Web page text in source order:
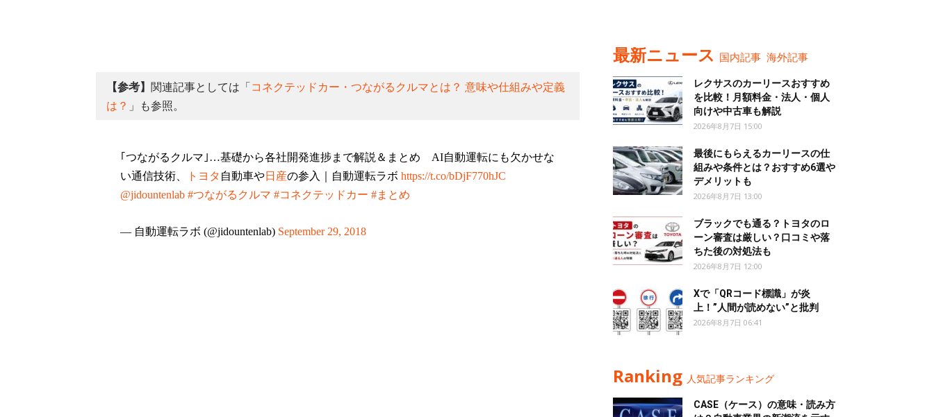
【参考】 関連記事としては「 コネクテッドカー・つながるクルマとは？ 意味や仕組みや定義
は？ 」も参照。
｢つながるクルマ｣…基礎から各社開発進捗まで解説＆まとめ AI自動運転にも欠かせな
い通信技術、
トヨタ 自動車や日産の参入｜自動運転ラボ https://t.co/bDjF770hJC
@jidountenlab #つながるクルマ #コネクテッドカー #まとめ
— 自動運転ラボ (@jidountenlab) September 29, 2018
最新ニュース 国内記事 海外記事
レクサスのカーリースおすすめ
を比較！月額料金・法人・個人
向けや中古車も解説
2026年8月7日 15:00
最後にもらえるカーリースの仕
組みや条件とは？おすすめ6選や
デメリットも
2026年8月7日 13:00
ブラックでも通る？トヨタのロ
ーン審査は厳しい？口コミや落
ちた後の対処法も
2026年8月7日 12:00
Xで「QRコード標識」が炎
上！”人間が読めない”と批判
2026年8月7日 06:41
Ranking 人気記事ランキング
CASE（ケース）の意味・読み方